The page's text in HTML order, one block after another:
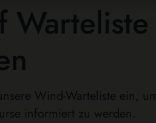
Warteliste
Wind-Warteliste ein,
informiert zu werden.